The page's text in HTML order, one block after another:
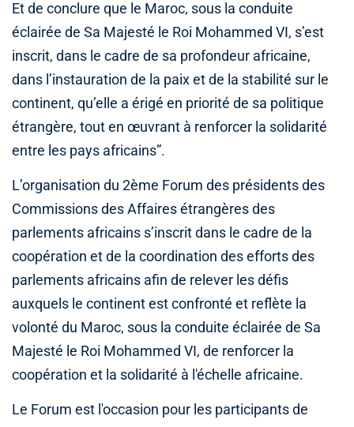
Et de conclure que le Maroc, sous la conduite
éclairée de Sa Majesté le Roi Mohammed VI, s’est
inscrit, dans le cadre de sa profondeur africaine,
dans l’instauration de la paix et de la stabilité sur le
continent, qu’elle a érigé en priorité de sa politique
étrangère, tout en œuvrant à renforcer la solidarité
entre les pays africains”.
L’organisation du 2ème Forum des présidents des
Commissions des Affaires étrangères des
parlements africains s’inscrit dans le cadre de la
coopération et de la coordination des efforts des
parlements africains afin de relever les défis
auxquels le continent est confronté et reflète la
volonté du Maroc, sous la conduite éclairée de Sa
Majesté le Roi Mohammed VI, de renforcer la
coopération et la solidarité à l'échelle africaine.
Le Forum est l'occasion pour les participants de